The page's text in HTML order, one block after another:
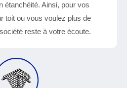
étanchéité. Ainsi, pour vos
toit ou vous voulez plus de
reste à votre écoute.